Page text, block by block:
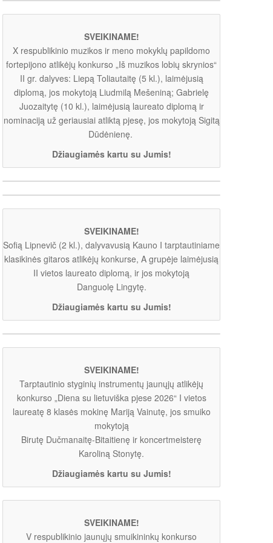
SVEIKINAME!
X respublikinio muzikos ir meno mokyklų papildomo
fortepijono atlikėjų konkurso „Iš muzikos lobių skrynios“
II gr. dalyves: Liepą Toliautaitę (5 kl.), laimėjusią
diplomą, jos mokytoją Liudmilą Mešeniną; Gabrielę
Juozaitytę (10 kl.), laimėjusią laureato diplomą ir
nominaciją už geriausiai atliktą pjesę, jos mokytoją Sigitą
Dūdėnienę.
Džiaugiamės kartu su Jumis!
SVEIKINAME!
Sofią Lipnevič (2 kl.), dalyvavusią Kauno I tarptautiniame
klasikinės gitaros atlikėjų konkurse, A grupėje laimėjusią
II vietos laureato diplomą, ir jos mokytoją
Danguolę Lingytę.
Džiaugiamės kartu su Jumis!
SVEIKINAME!
Tarptautinio styginių instrumentų jaunųjų atlikėjų
konkurso „Diena su lietuviška pjese 2026“ I vietos
laureatę 8 klasės mokinę Mariją Vainutę, jos smuiko
mokytoją
Birutę Dučmanaitę-Bitaitienę ir koncertmeisterę
Karoliną Stonytę.
Džiaugiamės kartu su Jumis!
SVEIKINAME!
V respublikinio jaunųjų smuikininkų konkurso